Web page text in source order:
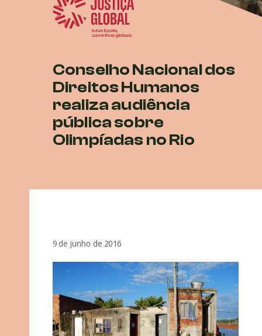
Conselho Nacional dos
Direitos Humanos
realiza audiência
pública sobre
Olimpíadas no Rio
9 de junho de 2016